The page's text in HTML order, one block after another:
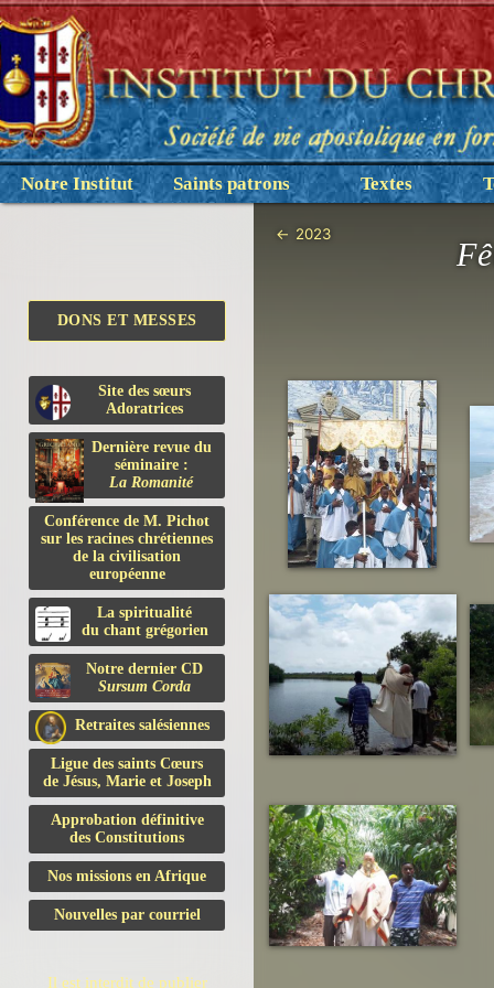
Notre Institut Saints patrons Textes
DONS ET MESSES
Site des sœurs
Adoratrices
Dernière revue du
séminaire :
La Romanité
Conférence de M. Pichot
sur les racines chrétiennes
de la civilisation
européenne
La spiritualité
du chant grégorien
Notre dernier CD
Sursum Corda
Retraites salésiennes
Ligue des saints Cœurs
de Jésus, Marie et Joseph
Approbation définitive
des Constitutions
Nos missions en Afrique
Nouvelles par courriel
Il est interdit de publier
← 2023